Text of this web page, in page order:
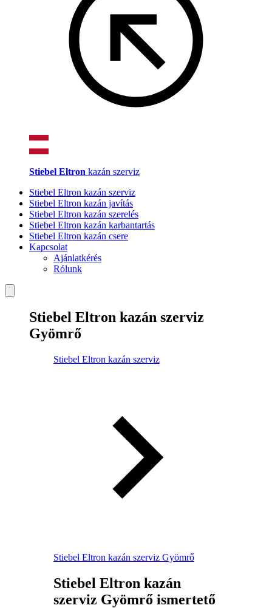
Stiebel Eltron kazán szerviz
Stiebel Eltron kazán szerviz
Stiebel Eltron kazán javítás
Stiebel Eltron kazán szerelés
Stiebel Eltron kazán karbantartás
Stiebel Eltron kazán csere
Kapcsolat
Ajánlatkérés
Rólunk
Stiebel Eltron kazán szerviz
Gyömrő
Stiebel Eltron kazán szerviz
Stiebel Eltron kazán szerviz Gyömrő
Stiebel Eltron kazán
szerviz Gyömrő ismertető